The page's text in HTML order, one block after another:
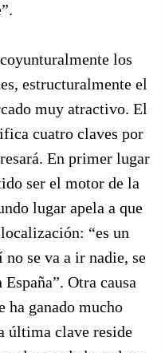
los
estructuralmente el
muy atractivo. El
cuatro claves por
En primer lugar
ser el motor de la
lugar apela a que
“es un
se va a ir nadie, se
Otra causa
ha ganado mucho
última clave reside